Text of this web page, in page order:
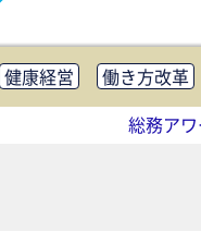
健康経営 働き方改革
社外・社内広報 社
助成金・補助金・コ
総務ア